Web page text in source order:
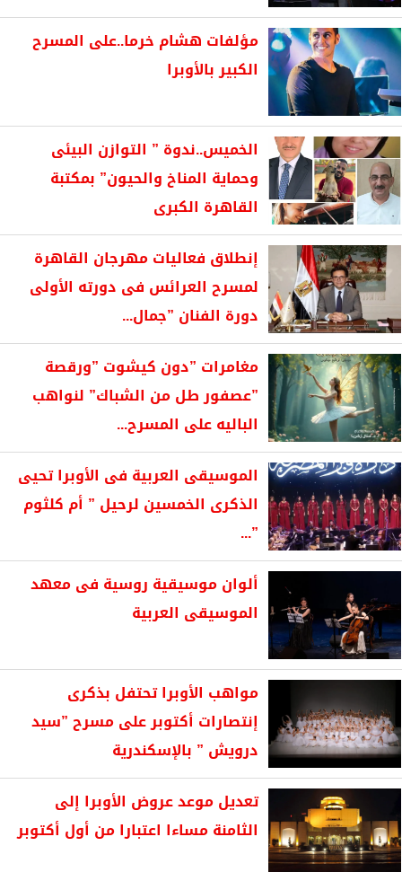
مؤلفات هشام خرما..على المسرح
الكبير بالأوبرا
الخميس..ندوة ” التوازن البيئى
وحماية المناخ والحيون” بمكتبة
القاهرة الكبرى
إنطلاق فعاليات مهرجان القاهرة
لمسرح العرائس فى دورته الأولى
دورة الفنان ”جمال...
مغامرات ”دون كيشوت ”ورقصة
”عصفور طل من الشباك” لنواهب
الباليه على المسرح...
الموسيقى العربية فى الأوبرا تحيى
الذكرى الخمسين لرحيل ” أم كلثوم
”...
ألوان موسيقية روسية فى معهد
الموسيقى العربية
مواهب الأوبرا تحتفل بذكرى
إنتصارات أكتوبر على مسرح ”سيد
درويش ” بالإسكندرية
تعديل موعد عروض الأوبرا إلى
الثامنة مساءا اعتبارا من أول أكتوبر